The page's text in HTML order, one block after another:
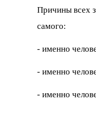
Причины всех
самого:
- именно
- именно
- именно